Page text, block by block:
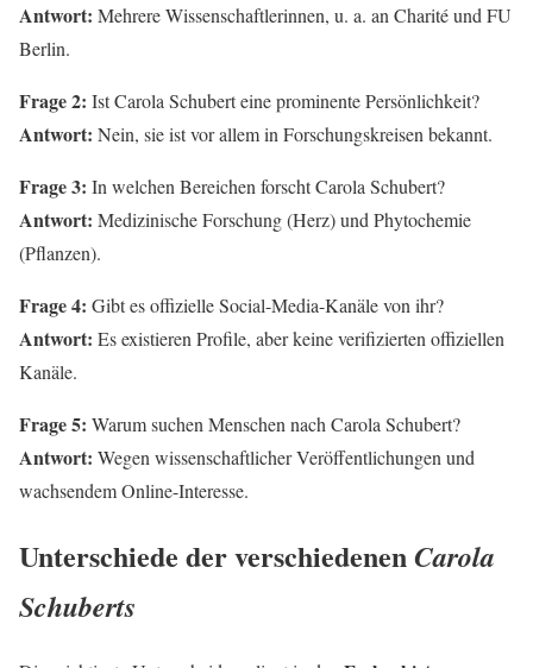
Antwort: Mehrere Wissenschaftlerinnen, u. a. an Charité und FU
Berlin.
Frage 2: Ist Carola Schubert eine prominente Persönlichkeit?
Antwort: Nein, sie ist vor allem in Forschungskreisen bekannt.
Frage 3: In welchen Bereichen forscht Carola Schubert?
Antwort: Medizinische Forschung (Herz) und Phytochemie
(Pflanzen).
Frage 4: Gibt es offizielle Social-Media-Kanäle von ihr?
Antwort: Es existieren Profile, aber keine verifizierten offiziellen
Kanäle.
Frage 5: Warum suchen Menschen nach Carola Schubert?
Antwort: Wegen wissenschaftlicher Veröffentlichungen und
wachsendem Online-Interesse.
Unterschiede der verschiedenenCarola
Schuberts